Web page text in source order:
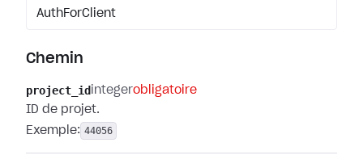
AuthForClient
Chemin
project_id integerobligatoire
ID de projet.
Exemple: 44056